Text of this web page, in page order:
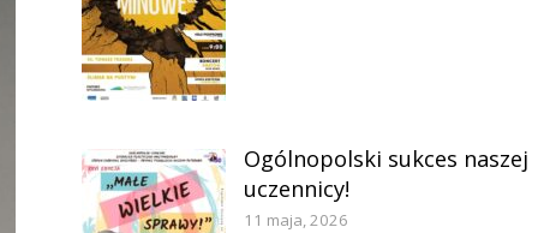
Ogólnopolski sukces naszej
uczennicy!
11 maja, 2026